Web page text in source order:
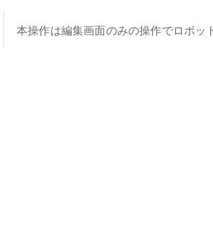
本操作は編集画面のみの操作でロボッ